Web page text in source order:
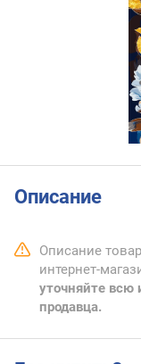
Описание
Описание
интернет-
уточняйте всю
продавца.